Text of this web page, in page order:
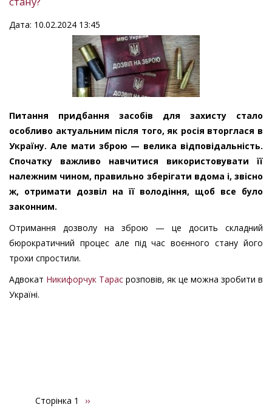
Дата: 10.02.2024 13:45
Питання придбання засобів для захисту стало
особливо актуальним після того, як росія вторглася в
Україну. Але мати зброю — велика відповідальність.
Спочатку важливо навчитися використовувати її
належним чином, правильно зберігати вдома і, звісно
ж, отримати дозвіл на її володіння, щоб все було
законним.
Отримання дозволу на зброю — це досить складний
бюрократичний процес але під час воєнного стану його
трохи спростили.
Адвокат Никифорчук Тарас розповів, як це можна зробити в
Україні.
Розбивка
Сторінка 1
Наступна
››